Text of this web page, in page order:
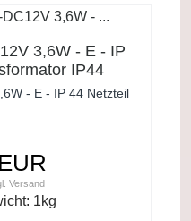
3,6W - E - IP
IP44
- E - IP 44 Netzteil
Versand
1kg